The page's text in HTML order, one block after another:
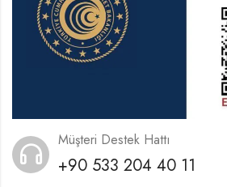
Müşteri Destek Hattı
+90 533 204 40 11